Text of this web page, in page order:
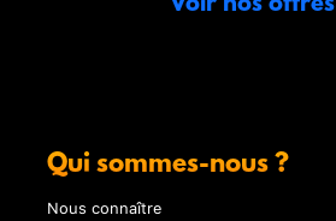
Qui sommes-nous ?
Nous connaître